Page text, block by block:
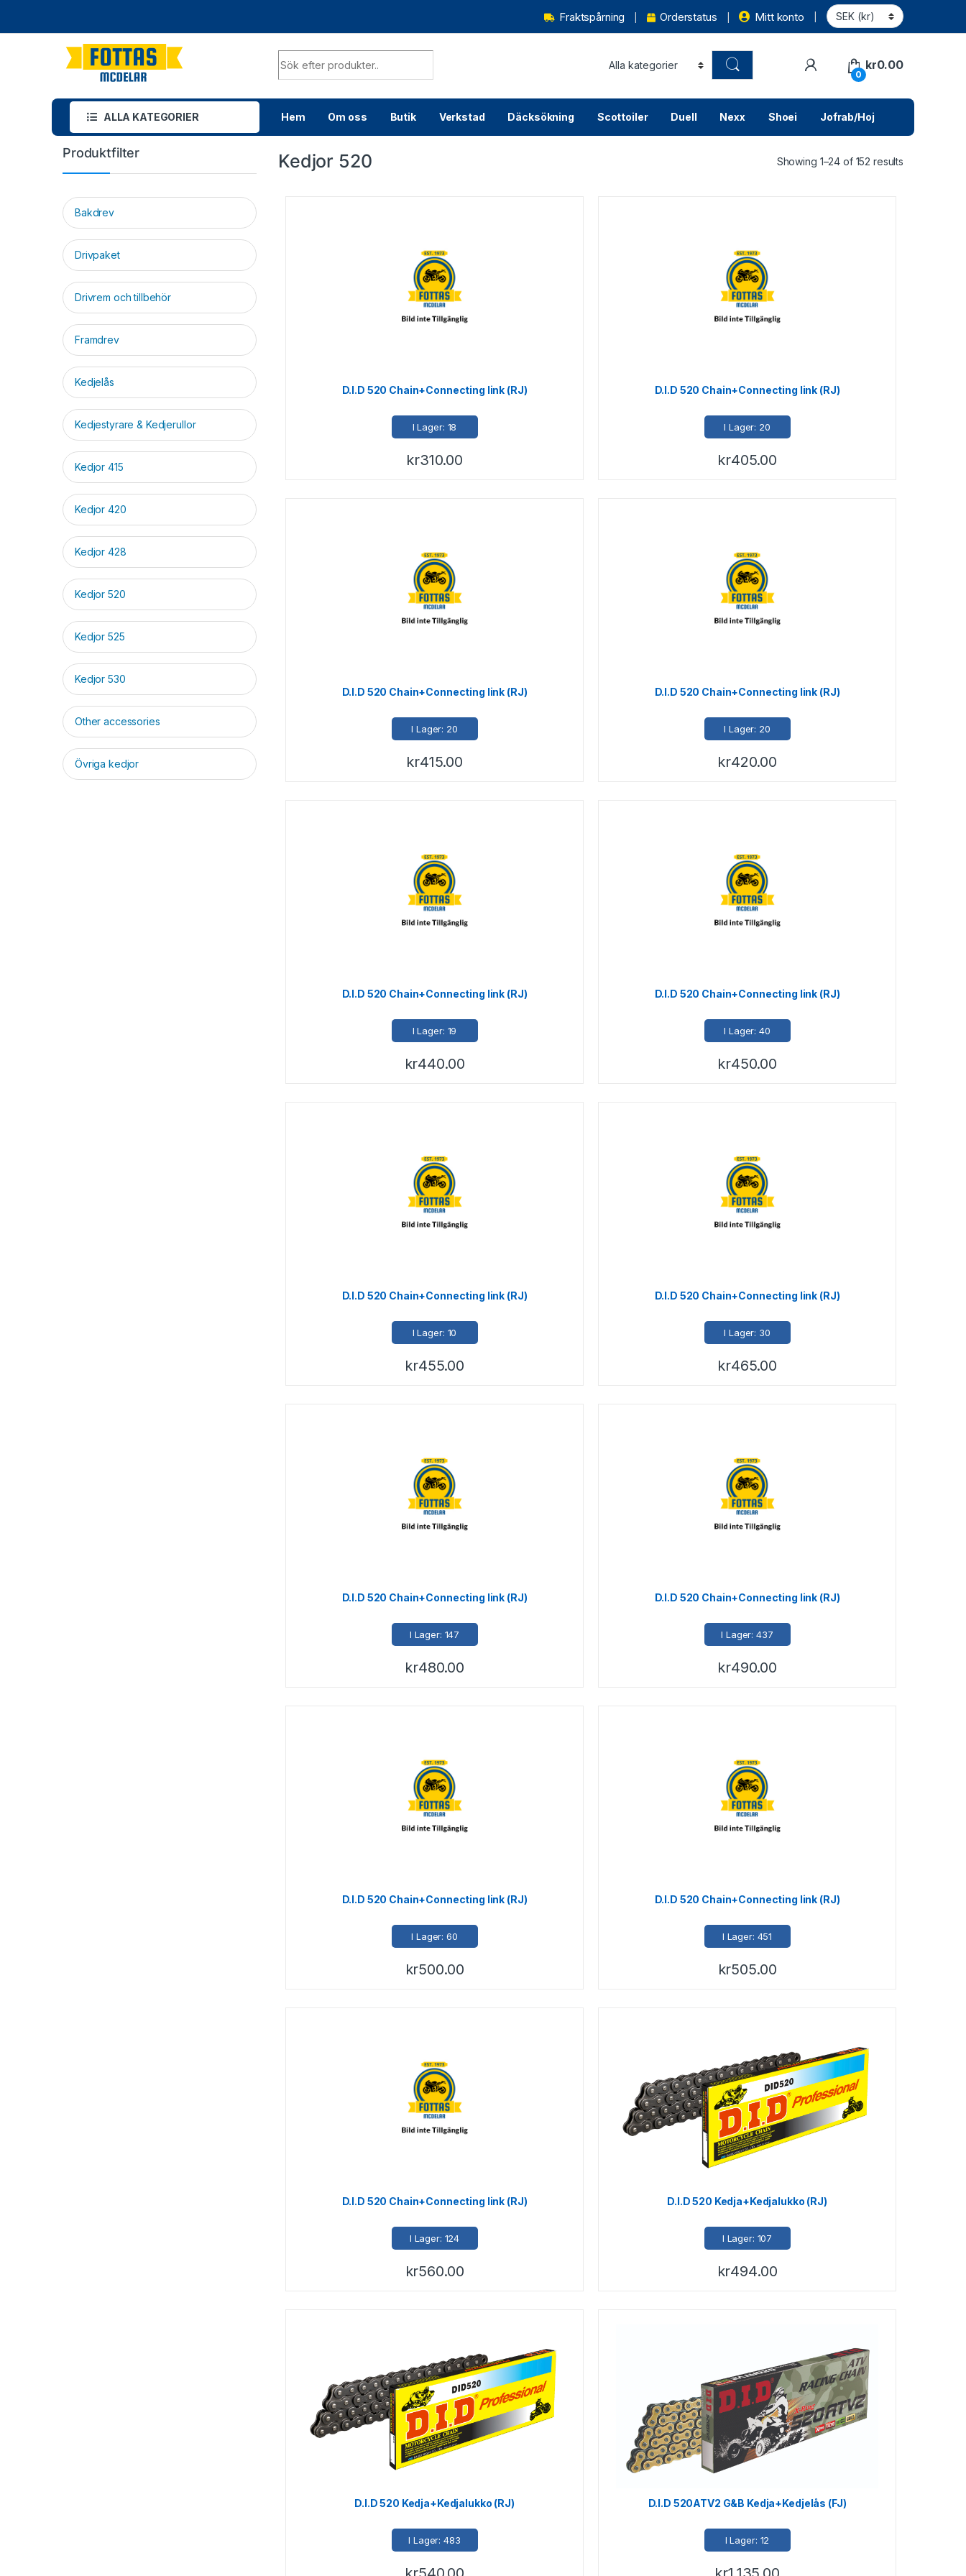
Fraktspårning Orderstatus Mitt konto
0
kr0.00
ALLA KATEGORIER Hem Om oss Butik Verkstad Däcksökning Scottoiler Duell Nexx Shoei Jofrab/Hoj
Kedjor 520 Showing 1–24 of 152 results
D.I.D 520 Chain+Connecting link (RJ)
I Lager: 18
kr310.00
D.I.D 520 Chain+Connecting link (RJ)
I Lager: 20
kr405.00
D.I.D 520 Chain+Connecting link (RJ)
I Lager: 20
kr415.00
D.I.D 520 Chain+Connecting link (RJ)
I Lager: 20
kr420.00
D.I.D 520 Chain+Connecting link (RJ)
I Lager: 19
kr440.00
D.I.D 520 Chain+Connecting link (RJ)
I Lager: 40
kr450.00
D.I.D 520 Chain+Connecting link (RJ)
I Lager: 10
kr455.00
D.I.D 520 Chain+Connecting link (RJ)
I Lager: 30
kr465.00
D.I.D 520 Chain+Connecting link (RJ)
I Lager: 147
kr480.00
D.I.D 520 Chain+Connecting link (RJ)
I Lager: 437
kr490.00
D.I.D 520 Chain+Connecting link (RJ)
I Lager: 60
kr500.00
D.I.D 520 Chain+Connecting link (RJ)
I Lager: 451
kr505.00
D.I.D 520 Chain+Connecting link (RJ)
I Lager: 124
kr560.00
D.I.D 520 Kedja+Kedjalukko (RJ)
I Lager: 107
kr494.00
D.I.D 520 Kedja+Kedjalukko (RJ)
I Lager: 483
D.I.D 520ATV2 G&B Kedja+Kedjelås (FJ)
I Lager: 12
Produktfilter
Bakdrev
Drivpaket
Drivrem och tillbehör
Framdrev
Kedjelås
Kedjestyrare & Kedjerullor
Kedjor 415
Kedjor 420
Kedjor 428
Kedjor 520
Kedjor 525
Kedjor 530
Other accessories
Övriga kedjor